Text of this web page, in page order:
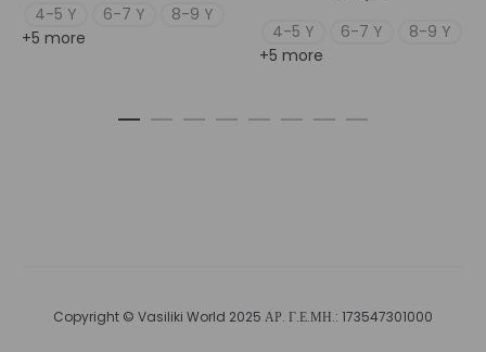
4-5 Y
6-7 Y
8-9 Y
+5 more
4-5 Y
6-7 Y
8-9 Y
+5 more
Copyright © Vasiliki World 2025 ΑΡ. Γ.Ε.ΜΗ.: 173547301000